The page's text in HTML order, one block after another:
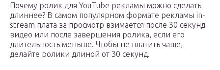
Почему ролик для YouTube рекламы можно сделать
длиннее? В самом популярном формате рекламы in-
stream плата за просмотр взимается после 30 секунд
видео или после завершения ролика, если его
длительность меньше. Чтобы не платить чаще,
делайте ролики длиной от 30 секунд.